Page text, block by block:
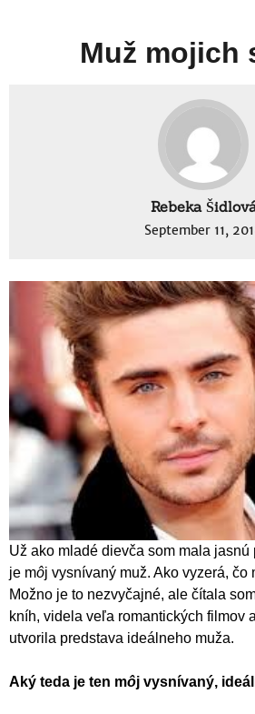
Muž mojich
Rebeka
September 11,
Už ako mladé dievča som mala jasnú
je môj vysnívaný muž. Ako vyzerá, čo
Možno je to nezvyčajné, ale čítala
kníh, videla veľa romantických filmov
utvorila predstava ideálneho muža.
Aký teda je ten môj vysnívaný,